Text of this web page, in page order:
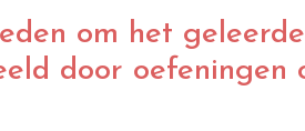
om het
door oefeningen